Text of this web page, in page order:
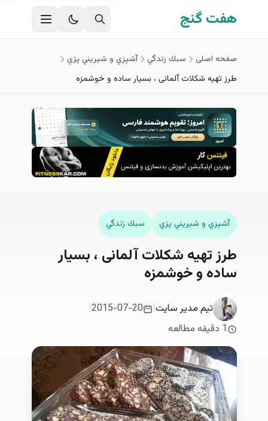
هفت گنج
صفحه اصلی سبك زندگي
آشپزي و شيريني پزي
طرز تهیه شکلات آلمانی ، بسیار ساده و خوشمزه
آشپزي و شيريني پزي سبك زندگي
طرز تهیه شکلات آلمانی ، بسیار
ساده و خوشمزه
تیم مدیر سایت|
2015-07-20
|